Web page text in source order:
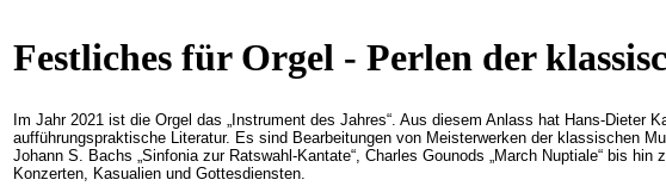
Festliches für Orgel - Perlen der
Im Jahr 2021 ist die Orgel das „Instrument des Jahres“. Aus diesem Anlass hat Hans-
aufführungspraktische Literatur. Es sind Bearbeitungen von Meisterwerken der klassischen
Johann S. Bachs „Sinfonia zur Ratswahl-Kantate“, Charles Gounods „March Nuptiale“ bis
Konzerten, Kasualien und Gottesdiensten.